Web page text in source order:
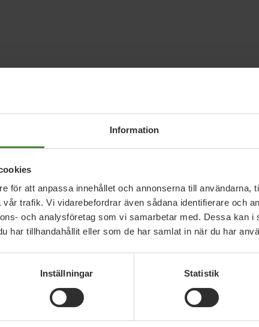
Information
för att anpassa innehållet och annonserna till användarna,
trafik. Vi vidarebefordrar även sådana identifierare och
och analysföretag som vi samarbetar med. Dessa kan i
har tillhandahållit eller som de har samlat in när du har
Inställningar Statistik
syntes tydligt då många partier var på plats
partier var där dock. För Miljöpartiet var det
Och det är också en av de anledningar som
parti i solidaritet med alla människor. Det är
förslag på att införa en angiverilag. Frågar du
ett demokratiskt samhälle. Det är just nu
det är viktigare än någonsin att stå stadigt
värnar om att mänskliga rättigheter ska gälla
tycker att det är oerhört viktigt med både
visar att detta inte är en acceptabel väg att